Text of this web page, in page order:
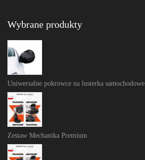
Wybrane produkty
Uniwersalne pokrowce na lusterka samochodowe
Zestaw Mechanika Premium